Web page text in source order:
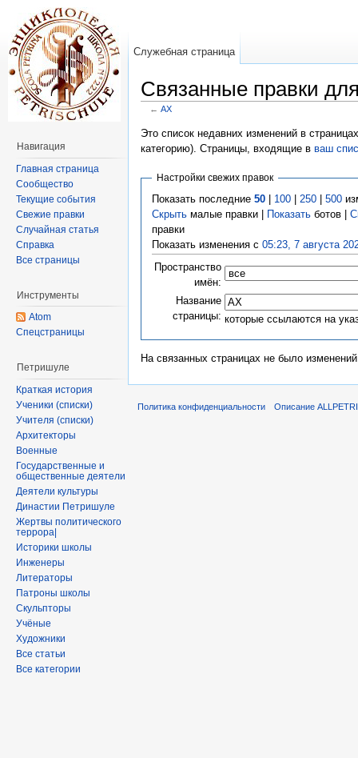
Связанные правки
← АХ
Это список недавних изменений в
категорию). Страницы, входящие в ваш
Настройки свежих правок
Показать последние 50| 100| 250| 500
Скрытьмалые правки | Показатьботов |
правки
Показать изменения с 05:23, 7 августа
Пространство
имён:
Название
страницы: которые ссылаются на
На связанных страницах не было
Служебная страница
Навигация
Главная страница
Сообщество
Текущие события
Свежие правки
Случайная статья
Справка
Все страницы
Инструменты
Atom
Спецстраницы
Петришуле
Краткая история
Ученики (списки)
Учителя (списки)
Архитекторы
Военные
Государственные и
общественные деятели
Деятели культуры
Династии Петришуле
Жертвы политического
террора|
Историки школы
Инженеры
Литераторы
Патроны школы
Скульпторы
Учёные
Художники
Все статьи
Все категории
Политика конфиденциальности Описание